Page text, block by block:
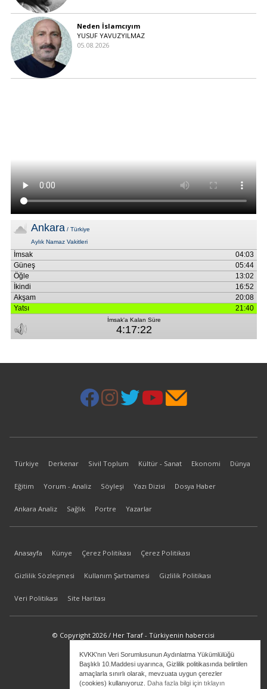
KVKK'nın Veri Sorumlusunun Aydınlatma Yükümlülüğü
Başlıklı 10.Maddesi uyarınca, Gizlilik politikasında belirtilen
amaçlarla sınırlı olarak, mevzuata uygun çerezler
(cookies) kullanıyoruz. Daha fazla bilgi için tıklayın
Neden İslamcıyım
YUSUF YAVUZYILMAZ
05.08.2026
Türkiye Derkenar Sivil Toplum Kültür - Sanat Ekonomi Dünya
Eğitim Yorum - Analiz Söyleşi Yazı Dizisi Dosya Haber
Ankara Analiz Sağlık Portre Yazarlar
Anasayfa Künye Çerez Politikası Çerez Politikası
Gizlilik Sözleşmesi Kullanım Şartnamesi Gizlilik Politikası
Veri Politikası Site Haritası
© Copyright 2026 / Her Taraf - Türkiyenin habercisi
bilgi@hertaraf.com